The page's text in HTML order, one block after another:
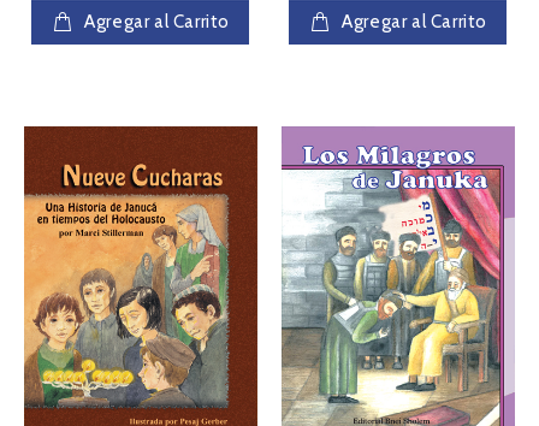
Agregar al Carrito Agregar al Carrito